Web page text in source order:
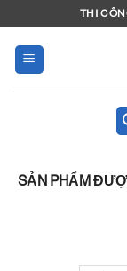
dung
THI
SẢN PHẨM